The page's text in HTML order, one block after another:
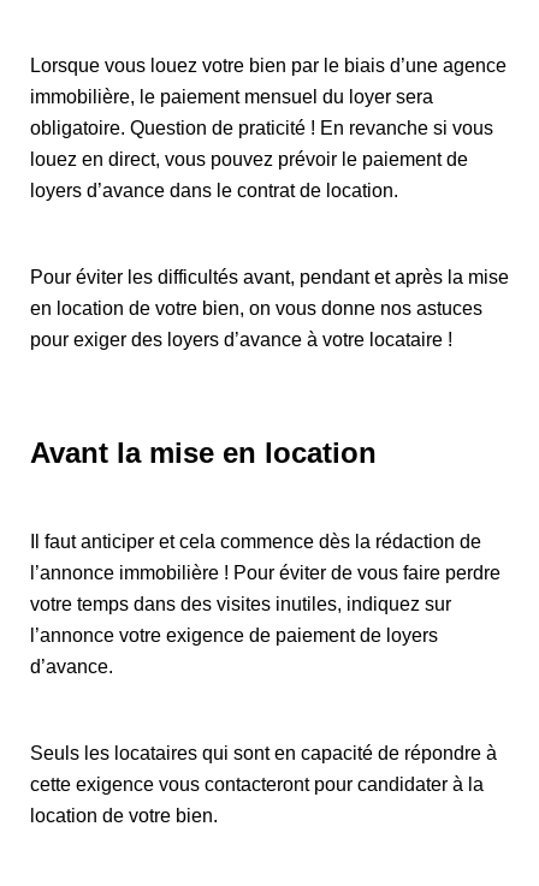
Lorsque vous louez votre bien par le biais d’une agence
immobilière, le paiement mensuel du loyer sera
obligatoire. Question de praticité ! En revanche si vous
louez en direct, vous pouvez prévoir le paiement de
loyers d’avance dans le contrat de location.
Pour éviter les difficultés avant, pendant et après la mise
en location de votre bien, on vous donne nos astuces
pour exiger des loyers d’avance à votre locataire !
Avant la mise en location
Il faut anticiper et cela commence dès la rédaction de
l’annonce immobilière ! Pour éviter de vous faire perdre
votre temps dans des visites inutiles, indiquez sur
l’annonce votre exigence de paiement de loyers
d’avance.
Seuls les locataires qui sont en capacité de répondre à
cette exigence vous contacteront pour candidater à la
location de votre bien.